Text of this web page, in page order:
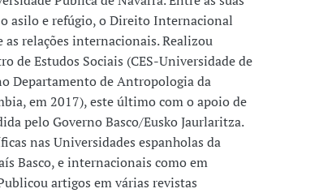
asilo e refúgio, o Direito Internacional
relações internacionais. Realizou
de Estudos Sociais (CES-Universidade de
Departamento de Antropologia da
em 2017), este último com o apoio de
pelo Governo Basco/Eusko Jaurlaritza.
nas Universidades espanholas da
Basco, e internacionais como em
artigos em várias revistas